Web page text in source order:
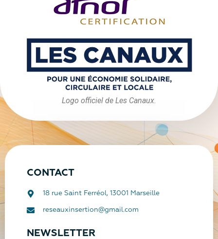
Logo officiel de Les Canaux.
CONTACT
18 rue Saint Ferréol, 13001 Marseille
reseauxinsertion@gmail.com
NEWSLETTER